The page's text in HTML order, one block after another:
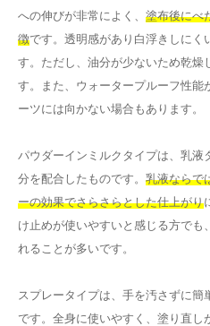
への伸びが非常によく、 塗布後にべ
徴です。透明感があり白浮きしにく
す。ただし、油分が少ないため乾燥
す。また、ウォータープルーフ性能
ーツには向かない場合もあります。
パウダーインミルクタイプは、乳
分を配合したものです。 乳液ならで
ーの効果でさらさらとした仕上がり
け止めが使いやすいと感じる方で
れることが多いです。
スプレータイプは、手を汚さずに
です。全身に使いやすく、塗り直